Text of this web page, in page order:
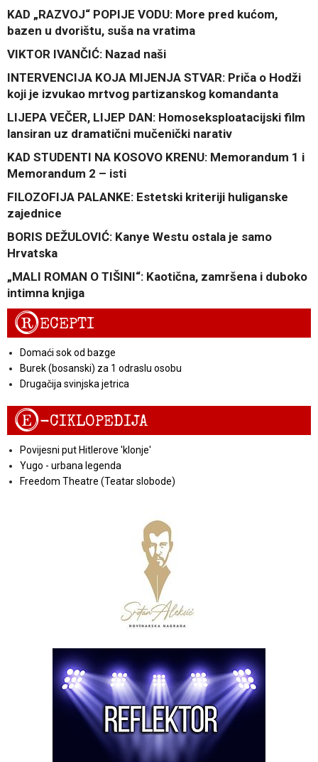
KAD „RAZVOJ“ POPIJE VODU: More pred kućom,
bazen u dvorištu, suša na vratima
VIKTOR IVANČIĆ: Nazad naši
INTERVENCIJA KOJA MIJENJA STVAR: Priča o Hodži
koji je izvukao mrtvog partizanskog komandanta
LIJEPA VEČER, LIJEP DAN: Homoseksploatacijski film
lansiran uz dramatični mučenički narativ
KAD STUDENTI NA KOSOVO KRENU: Memorandum 1 i
Memorandum 2 – isti
FILOZOFIJA PALANKE: Estetski kriteriji huliganske
zajednice
BORIS DEŽULOVIĆ: Kanye Westu ostala je samo
Hrvatska
„MALI ROMAN O TIŠINI“: Kaotična, zamršena i duboko
intimna knjiga
RECEPTI
Domaći sok od bazge
Burek (bosanski) za 1 odraslu osobu
Drugačija svinjska jetrica
E-CIKLOPEDIJA
Povijesni put Hitlerove 'klonje'
Yugo - urbana legenda
Freedom Theatre (Teatar slobode)